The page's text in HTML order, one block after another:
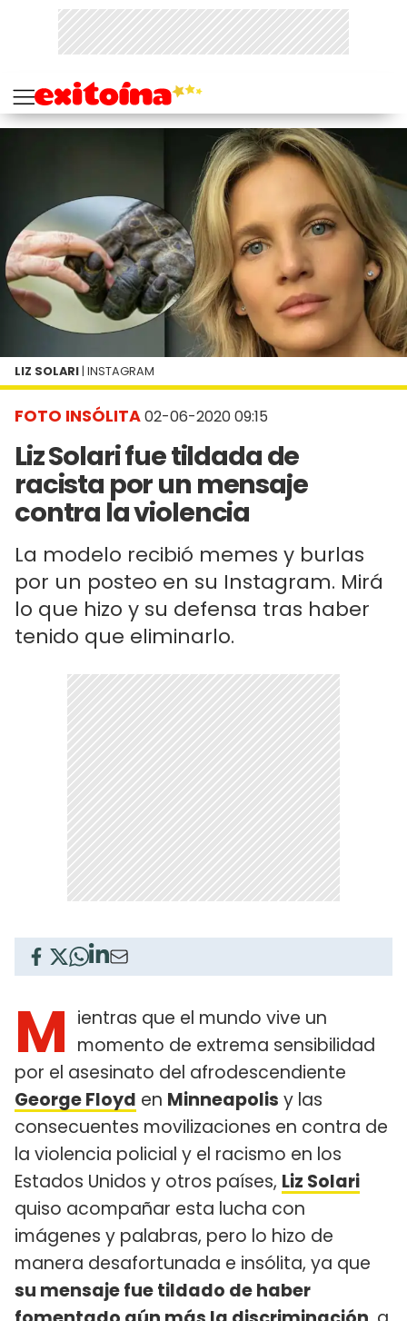
FOTO INSÓLITA02-06-2020 09:15
Liz Solari fue tildada de
racista por un mensaje
contra la violencia
La modelo recibió memes y burlas
por un posteo en su Instagram. Mirá
lo que hizo y su defensa tras haber
tenido que eliminarlo.
LIZ SOLARI | INSTAGRAM
M ientras que el mundo vive un
momento de extrema sensibilidad
por el asesinato del afrodescendiente
George Floyd en Minneapolis y las
consecuentes movilizaciones en contra de
la violencia policial y el racismo en los
Estados Unidos y otros países, Liz Solari
quiso acompañar esta lucha con
imágenes y palabras, pero lo hizo de
manera desafortunada e insólita, ya que
su mensaje fue tildado de haber